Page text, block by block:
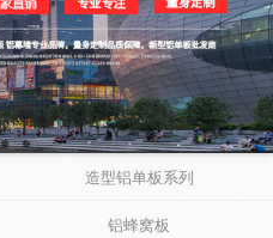
造型铝单板系列
铝蜂窝板